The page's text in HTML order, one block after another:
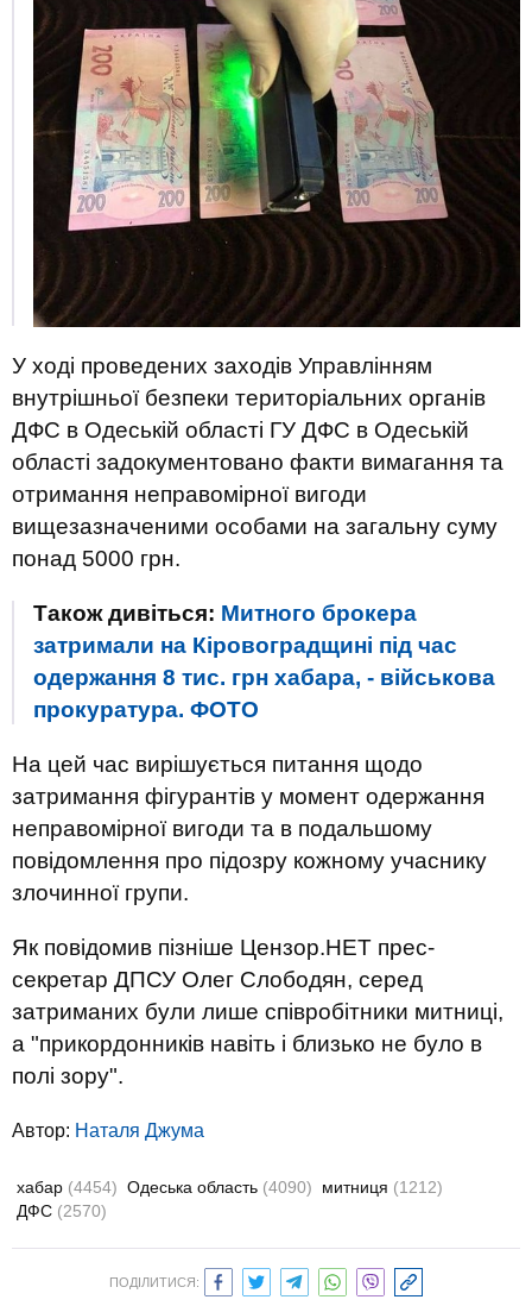
У ході проведених заходів Управлінням
внутрішньої безпеки територіальних органів
ДФС в Одеській області ГУ ДФС в Одеській
області задокументовано факти вимагання та
отримання неправомірної вигоди
вищезазначеними особами на загальну суму
понад 5000 грн.
Також дивіться: Митного брокера
затримали на Кіровоградщині під час
одержання 8 тис. грн хабара, - військова
прокуратура. ФОТО
На цей час вирішується питання щодо
затримання фігурантів у момент одержання
неправомірної вигоди та в подальшому
повідомлення про підозру кожному учаснику
злочинної групи.
Як повідомив пізніше Цензор.НЕТ прес-
секретар ДПСУ Олег Слободян, серед
затриманих були лише співробітники митниці,
а "прикордонників навіть і близько не було в
полі зору".
Автор: Наталя Джума
хабар (4454) Одеська область (4090) митниця (1212)
ДФС (2570)
ПОДІЛИТИСЯ: